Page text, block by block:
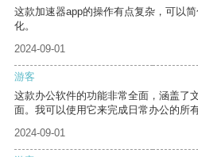
这款加速器app的操作有点复杂，可以
化。
2024-09-01
游客
这款办公软件的功能非常全面，涵盖了
面。我可以使用它来完成日常办公的所
2024-09-01